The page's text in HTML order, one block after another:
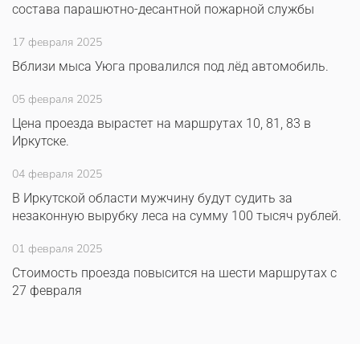
состава парашютно-десантной пожарной службы
17 февраля 2025
Вблизи мыса Уюга провалился под лёд автомобиль.
05 февраля 2025
Цена проезда вырастет на маршрутах 10, 81, 83 в
Иркутске.
04 февраля 2025
В Иркутской области мужчину будут судить за
незаконную вырубку леса на сумму 100 тысяч рублей.
01 февраля 2025
Стоимость проезда повысится на шести маршрутах с
27 февраля